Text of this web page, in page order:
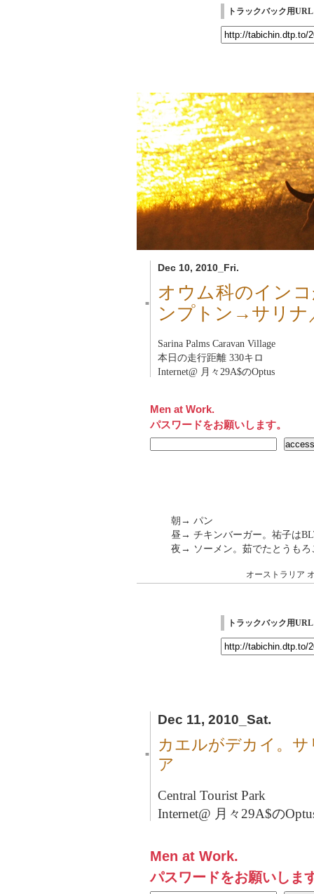
トラックバック用URL
Dec 10, 2010_Fri.
■
オウム科のイン
ンプトン→サリナ
Sarina Palms Caravan Village
本日の走行距離 330キロ
Internet@ 月々29A$のOptus
Men at Work.
パスワードをお願いします。
朝→ パン
昼→ チキンバーガー。祐子は
夜→ ソーメン。茹でたとうもろ
オーストラリア
トラックバック用URL
Dec 11, 2010_Sat.
■
カエルがデカイ。
ア
Central Tourist Park
Internet@ 月々29A$の
Men at Work.
パスワードをお願いしま